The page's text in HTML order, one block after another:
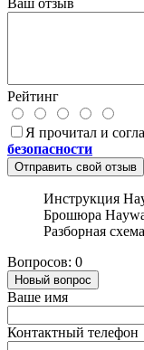
Ваш отзыв
Рейтинг
Я прочитал и
безопасности
Отправить свой отзыв
Инструкция
Брошюра
Разборная
Вопросов: 0
Новый вопрос
Ваше имя
Контактный телефон